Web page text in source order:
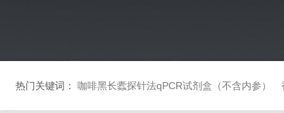
热门关键词： 咖啡黑长蠹探针法qPCR试剂盒（不含内参）